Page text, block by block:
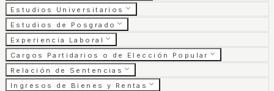
Estudios Universitarios
Estudios de Posgrado
Experiencia Laboral
Cargos Partidarios o de Elección Popular
Relación de Sentencias
Ingresos de Bienes y Rentas